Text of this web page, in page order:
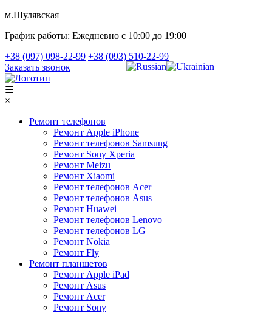
м.Шулявская
График работы: Ежедневно с 10:00 до 19:00
+38 (097) 098-22-99 +38 (093) 510-22-99
Заказать звонок
☰
×
Ремонт телефонов
Ремонт Apple iPhone
Ремонт телефонов Samsung
Ремонт Sony Xperia
Ремонт Meizu
Ремонт Xiaomi
Ремонт телефонов Acer
Ремонт телефонов Asus
Ремонт Huawei
Ремонт телефонов Lenovo
Ремонт телефонов LG
Ремонт Nokia
Ремонт Fly
Ремонт планшетов
Ремонт Apple iPad
Ремонт Asus
Ремонт Acer
Ремонт Sony